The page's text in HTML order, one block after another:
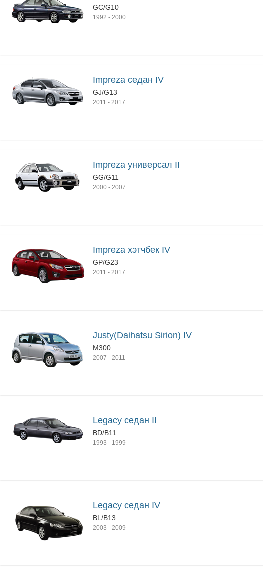
GC/G10
1992 - 2000
Impreza седан IV
GJ/G13
2011 - 2017
Impreza универсал II
GG/G11
2000 - 2007
Impreza хэтчбек IV
GP/G23
2011 - 2017
Justy(Daihatsu Sirion) IV
M300
2007 - 2011
Legacy седан II
BD/B11
1993 - 1999
Legacy седан IV
BL/B13
2003 - 2009